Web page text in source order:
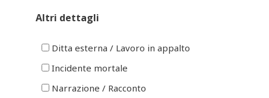
Altri dettagli
Ditta esterna / Lavoro in appalto
Incidente mortale
Narrazione / Racconto